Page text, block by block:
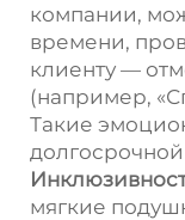
компании,
времени,
клиенту —
(например,
Такие
мягкие